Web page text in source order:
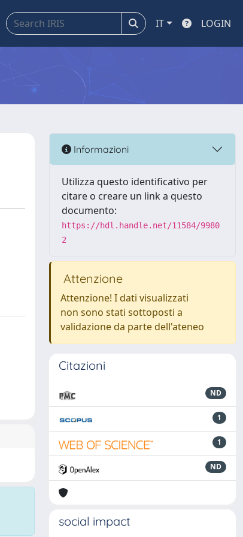
IT LOGIN
Informazioni
Utilizza questo identificativo per
citare o creare un link a questo
documento:
https://hdl.handle.net/11584/9980
2
Attenzione
Attenzione! I dati visualizzati
non sono stati sottoposti a
validazione da parte dell'ateneo
Citazioni
ND
1
1
ND
social impact